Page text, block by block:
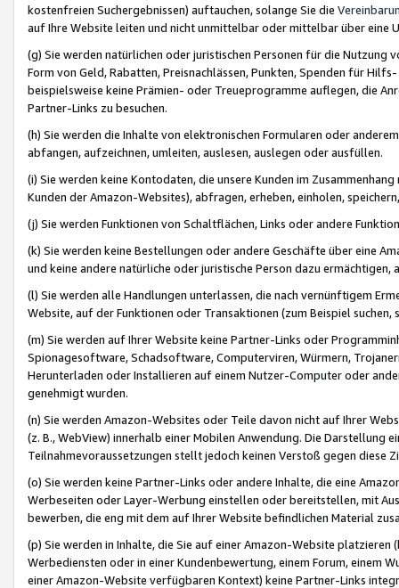
kostenfreien Suchergebnissen) auftauchen, solange Sie die
auf Ihre Website leiten und nicht unmittelbar oder mittelbar über eine
(g) Sie werden natürlichen oder juristischen Personen für die Nutzung
Form von Geld, Rabatten, Preisnachlässen, Punkten, Spenden für
beispielsweise keine Prämien- oder Treueprogramme auflegen, die
Partner-Links zu besuchen.
(h) Sie werden die Inhalte von elektronischen Formularen oder
abfangen, aufzeichnen, umleiten, auslesen, auslegen oder ausfüllen.
(i) Sie werden keine Kontodaten, die unsere Kunden im
Kunden der Amazon-Websites), abfragen, erheben, einholen,
(j) Sie werden Funktionen von Schaltflächen, Links oder andere
(k) Sie werden keine Bestellungen oder andere Geschäfte über eine
und keine andere natürliche oder juristische Person dazu
(l) Sie werden alle Handlungen unterlassen, die nach vernünftigem
Website, auf der Funktionen oder Transaktionen (zum Beispiel
(m) Sie werden auf Ihrer Website keine Partner-Links oder
Spionagesoftware, Schadsoftware, Computerviren, Würmern,
Herunterladen oder Installieren auf einem Nutzer-Computer oder
genehmigt wurden.
(n) Sie werden Amazon-Websites oder Teile davon nicht auf Ihrer
(z. B., WebView) innerhalb einer Mobilen Anwendung. Die Darstellung
Teilnahmevoraussetzungen stellt jedoch keinen Verstoß gegen diese
(o) Sie werden keine Partner-Links oder andere Inhalte, die eine
Werbeseiten oder Layer-Werbung einstellen oder bereitstellen, mit
bewerben, die eng mit dem auf Ihrer Website befindlichen Material
(p) Sie werden in Inhalte, die Sie auf einer Amazon-Website
Werbediensten oder in einer Kundenbewertung, einem Forum, einem
einer Amazon-Website verfügbaren Kontext) keine Partner-Links